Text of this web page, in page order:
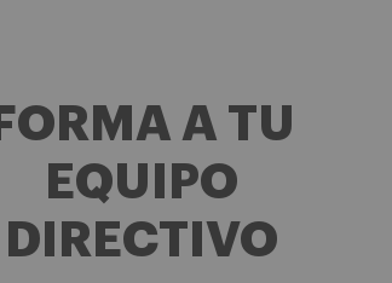
FORMA A TU
EQUIPO
DIRECTIVO